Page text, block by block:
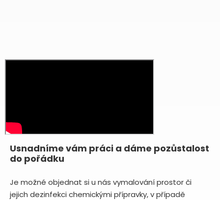
Usnadníme vám práci a dáme pozůstalost
do pořádku
Je možné objednat si u nás vymalování prostor či
jejich dezinfekci chemickými přípravky, v případě